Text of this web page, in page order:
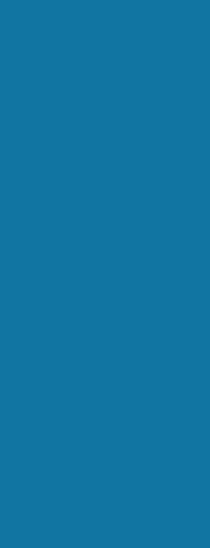
607613319373813/?